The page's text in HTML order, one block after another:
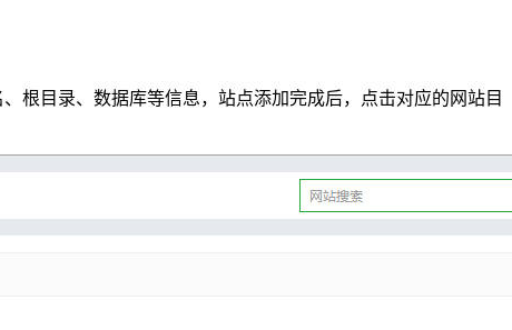
根目录、数据库等信息，站点添加完成后，点击对应的网站目